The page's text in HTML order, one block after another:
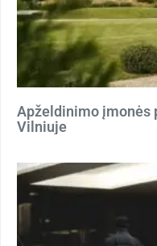
Apželdinimo įmonės
Vilniuje